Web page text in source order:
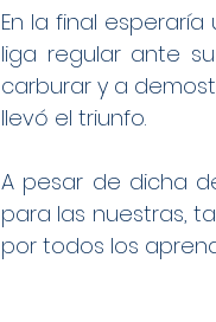
En la final
liga regular ante
carburar y a
llevó el triunfo.
A pesar de dicha
para las nuestras,
por todos los